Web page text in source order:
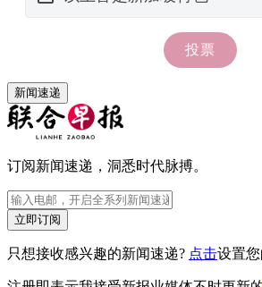
新闻速递
订阅新闻速递，洞悉时代脉搏。
立即订阅
只想接收感兴趣的新闻速递? 点击设置您